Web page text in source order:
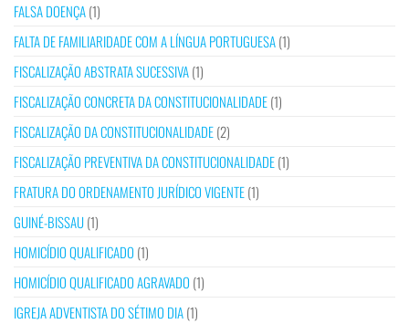
FALSA DOENÇA(1)
FALTA DE FAMILIARIDADE COM A LÍNGUA PORTUGUESA(1)
FISCALIZAÇÃO ABSTRATA SUCESSIVA(1)
FISCALIZAÇÃO CONCRETA DA CONSTITUCIONALIDADE(1)
FISCALIZAÇÃO DA CONSTITUCIONALIDADE(2)
FISCALIZAÇÃO PREVENTIVA DA CONSTITUCIONALIDADE(1)
FRATURA DO ORDENAMENTO JURÍDICO VIGENTE(1)
GUINÉ-BISSAU(1)
HOMICÍDIO QUALIFICADO (1)
HOMICÍDIO QUALIFICADO AGRAVADO (1)
IGREJA ADVENTISTA DO SÉTIMO DIA(1)